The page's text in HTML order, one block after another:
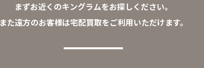
まずお近くのキングラムをお探しください。
また遠方のお客様は宅配買取をご利用いただけます。